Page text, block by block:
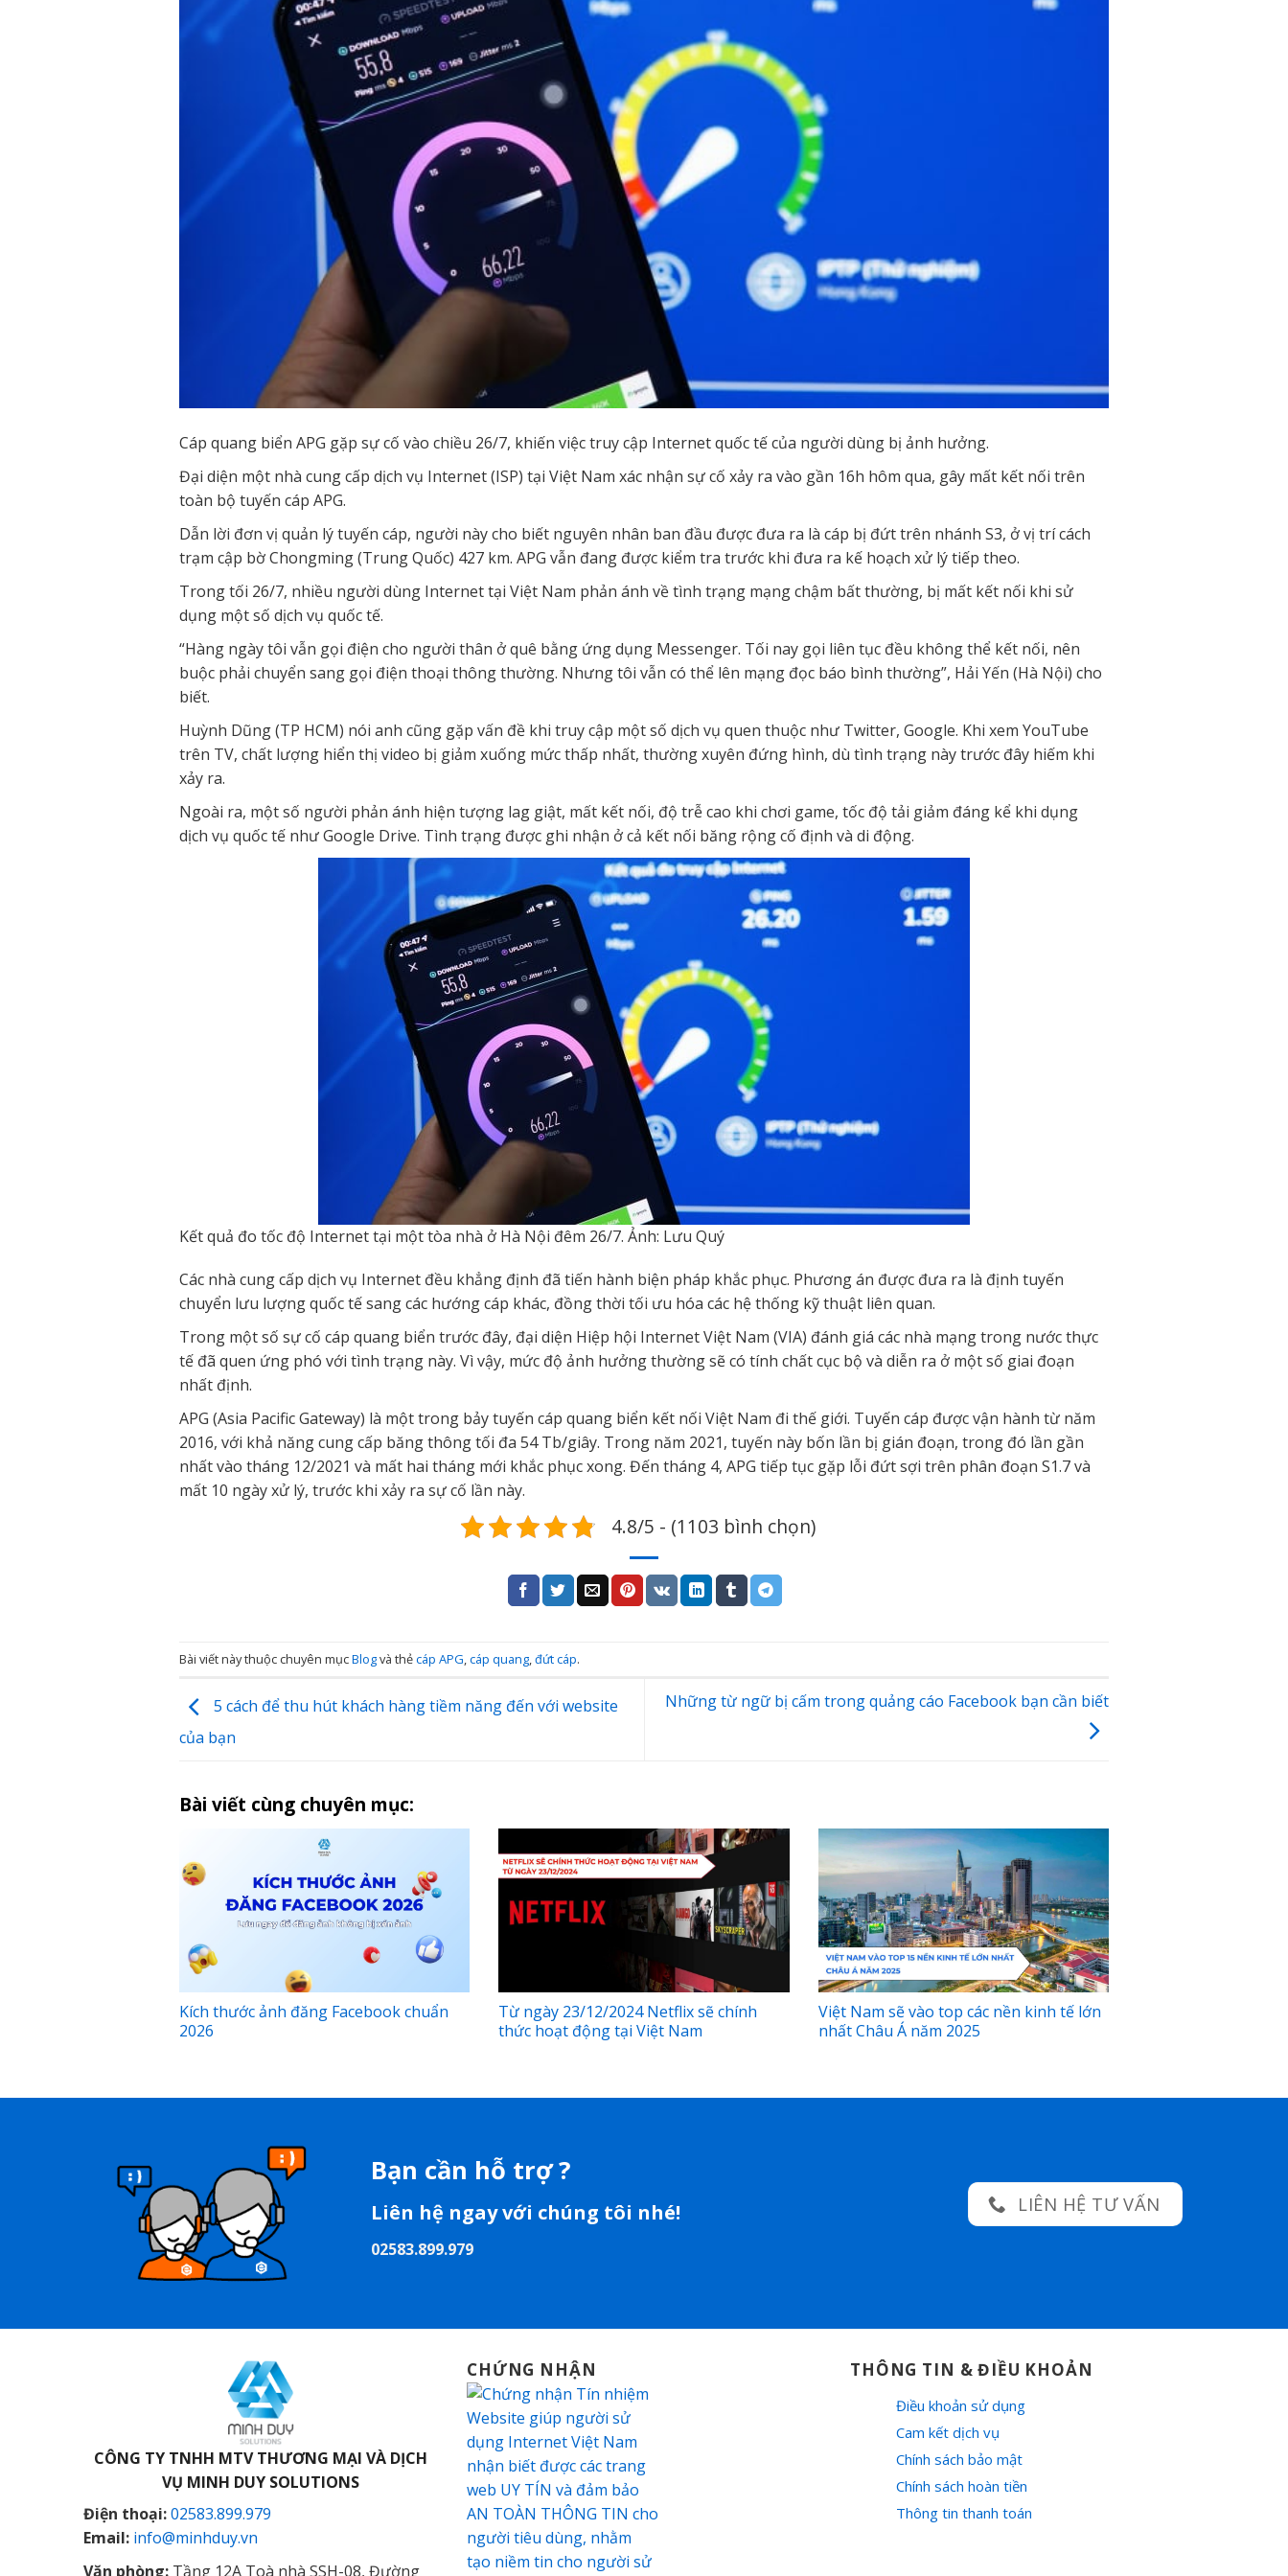
Cáp quang biển APG gặp sự cố vào chiều 26/7, khiến việc truy cập Internet quốc tế của người dùng bị ảnh hưởng.
Đại diện một nhà cung cấp dịch vụ Internet (ISP) tại Việt Nam xác nhận sự cố xảy ra vào gần 16h hôm qua, gây mất kết nối trên
toàn bộ tuyến cáp APG.
Dẫn lời đơn vị quản lý tuyến cáp, người này cho biết nguyên nhân ban đầu được đưa ra là cáp bị đứt trên nhánh S3, ở vị trí cách
trạm cập bờ Chongming (Trung Quốc) 427 km. APG vẫn đang được kiểm tra trước khi đưa ra kế hoạch xử lý tiếp theo.
Trong tối 26/7, nhiều người dùng Internet tại Việt Nam phản ánh về tình trạng mạng chậm bất thường, bị mất kết nối khi sử
dụng một số dịch vụ quốc tế.
“Hàng ngày tôi vẫn gọi điện cho người thân ở quê bằng ứng dụng Messenger. Tối nay gọi liên tục đều không thể kết nối, nên
buộc phải chuyển sang gọi điện thoại thông thường. Nhưng tôi vẫn có thể lên mạng đọc báo bình thường”, Hải Yến (Hà Nội) cho
biết.
Huỳnh Dũng (TP HCM) nói anh cũng gặp vấn đề khi truy cập một số dịch vụ quen thuộc như Twitter, Google. Khi xem YouTube
trên TV, chất lượng hiển thị video bị giảm xuống mức thấp nhất, thường xuyên đứng hình, dù tình trạng này trước đây hiếm khi
xảy ra.
Ngoài ra, một số người phản ánh hiện tượng lag giật, mất kết nối, độ trễ cao khi chơi game, tốc độ tải giảm đáng kể khi dụng
dịch vụ quốc tế như Google Drive. Tình trạng được ghi nhận ở cả kết nối băng rộng cố định và di động.
Kết quả đo tốc độ Internet tại một tòa nhà ở Hà Nội đêm 26/7. Ảnh: Lưu Quý
Các nhà cung cấp dịch vụ Internet đều khẳng định đã tiến hành biện pháp khắc phục. Phương án được đưa ra là định tuyến
chuyển lưu lượng quốc tế sang các hướng cáp khác, đồng thời tối ưu hóa các hệ thống kỹ thuật liên quan.
Trong một số sự cố cáp quang biển trước đây, đại diện Hiệp hội Internet Việt Nam (VIA) đánh giá các nhà mạng trong nước thực
tế đã quen ứng phó với tình trạng này. Vì vậy, mức độ ảnh hưởng thường sẽ có tính chất cục bộ và diễn ra ở một số giai đoạn
nhất định.
APG (Asia Pacific Gateway) là một trong bảy tuyến cáp quang biển kết nối Việt Nam đi thế giới. Tuyến cáp được vận hành từ năm
2016, với khả năng cung cấp băng thông tối đa 54 Tb/giây. Trong năm 2021, tuyến này bốn lần bị gián đoạn, trong đó lần gần
nhất vào tháng 12/2021 và mất hai tháng mới khắc phục xong. Đến tháng 4, APG tiếp tục gặp lỗi đứt sợi trên phân đoạn S1.7 và
mất 10 ngày xử lý, trước khi xảy ra sự cố lần này.
4.8/5 - (1103 bình chọn)
Bài viết này thuộc chuyên mụcBlogvà thẻcáp APG,cáp quang,đứt cáp.
5 cách để thu hút khách hàng tiềm năng đến với website
của bạn
Những từ ngữ bị cấm trong quảng cáo Facebook bạn cần biết
Bài viết cùng chuyên mục:
Kích thước ảnh đăng Facebook chuẩn
2026
Từ ngày 23/12/2024 Netflix sẽ chính
thức hoạt động tại Việt Nam
Việt Nam sẽ vào top các nền kinh tế lớn
nhất Châu Á năm 2025
Bạn cần hỗ trợ ?
Liên hệ ngay với chúng tôi nhé!
02583.899.979
LIÊN HỆ TƯ VẤN
CÔNG TY TNHH MTV THƯƠNG MẠI VÀ DỊCH
VỤ MINH DUY SOLUTIONS
Điện thoại:02583.899.979
Email: info@minhduy.vn
Văn phòng: Tầng 12A Toà nhà SSH-08, Đường
CHỨNG NHẬN THÔNG TIN & ĐIỀU KHOẢN
Điều khoản sử dụng
Cam kết dịch vụ
Chính sách bảo mật
Chính sách hoàn tiền
Thông tin thanh toán